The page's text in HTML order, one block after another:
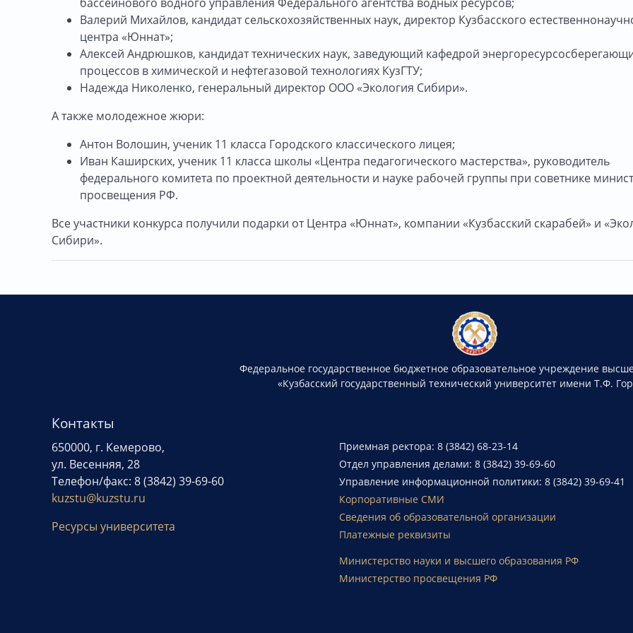
Валерий Михайлов, кандидат сельскохозяйственных наук, директор Кузбасского
центра «Юннат»;
Алексей Андрюшков, кандидат технических наук, заведующий кафедрой
процессов в химической и нефтегазовой технологиях КузГТУ;
Надежда Николенко, генеральный директор ООО «Экология Сибири».
А также молодежное жюри:
Антон Волошин, ученик 11 класса Городского классического лицея;
Иван Каширских, ученик 11 класса школы «Центра педагогического мастерства», руководитель
федерального комитета по проектной деятельности и науке рабочей группы при советнике
просвещения РФ.
Все участники конкурса получили подарки от Центра «Юннат», компании «Кузбасский скарабей» и
Сибири».
Федеральное государственное бюджетное образовательное учреждение
«Кузбасский государственный технический университет имени Т.Ф.
Контакты
650000, г. Кемерово,
ул. Весенняя, 28
Телефон/факс: 8 (3842) 39-69-60
kuzstu@kuzstu.ru
Ресурсы университета
Приемная ректора: 8 (3842) 68-23-14
Отдел управления делами: 8 (3842) 39-69-60
Управление информационной политики: 8 (3842) 39-69-41
Корпоративные СМИ
Сведения об образовательной организации
Платежные реквизиты
Министерство науки и высшего образования РФ
Министерство просвещения РФ